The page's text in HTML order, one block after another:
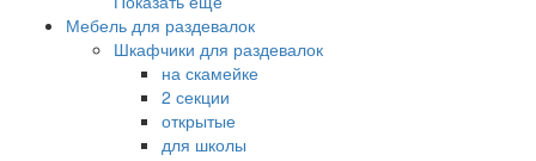
Мебель для раздевалок
Шкафчики для раздевалок
на скамейке
2 секции
открытые
для школы